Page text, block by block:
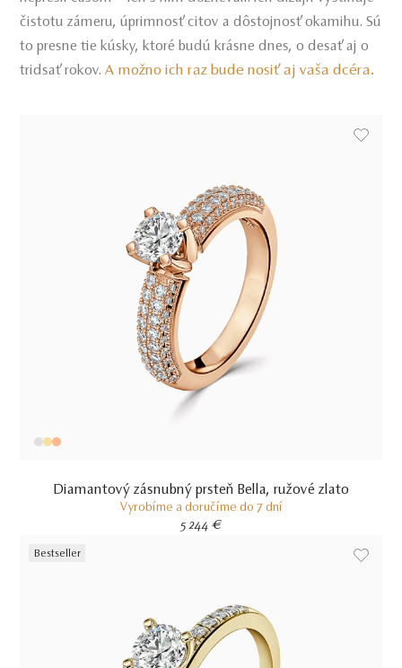
čistotu zámeru, úprimnosť citov a dôstojnosť okamihu. Sú
to presne tie kúsky, ktoré budú krásne dnes, o desať aj o
tridsať rokov.A možno ich raz bude nosiť aj vaša dcéra.
Diamantový zásnubný prsteň Bella, ružové zlato
Vyrobíme a doručíme do 7 dní
5 244 €
Bestseller